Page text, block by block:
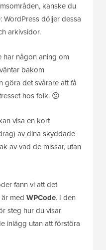
kanske du
WordPress döljer dessa
arkivsidor.
har någon aning om
bakom
göra det svårare att få
hos folk. 😕
visa en kort
av dina skyddade
av vad de missar, utan
fann vi att det
med WPCode. I den
steg hur du visar
inlägg utan att förstöra